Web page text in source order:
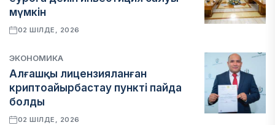
мүмкін
02 ШІЛДЕ, 2026
ЭКОНОМИКА
Алғашқы лицензияланған
криптоайырбастау пункті пайда
болды
02 ШІЛДЕ, 2026